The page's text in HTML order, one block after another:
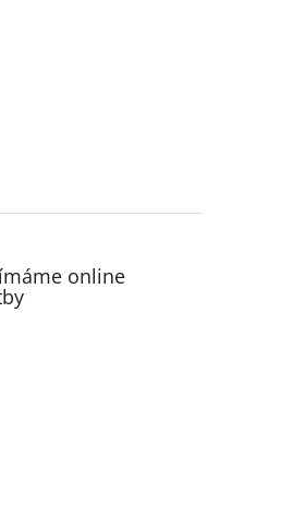
online